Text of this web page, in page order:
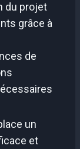
du projet
grâce à
de
un
et